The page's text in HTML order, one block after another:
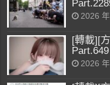
2026
[轉載][
Part.649
2026